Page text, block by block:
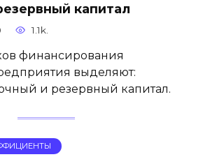
капитал
1.1k.
финансирования
выделяют:
и резервный капитал.